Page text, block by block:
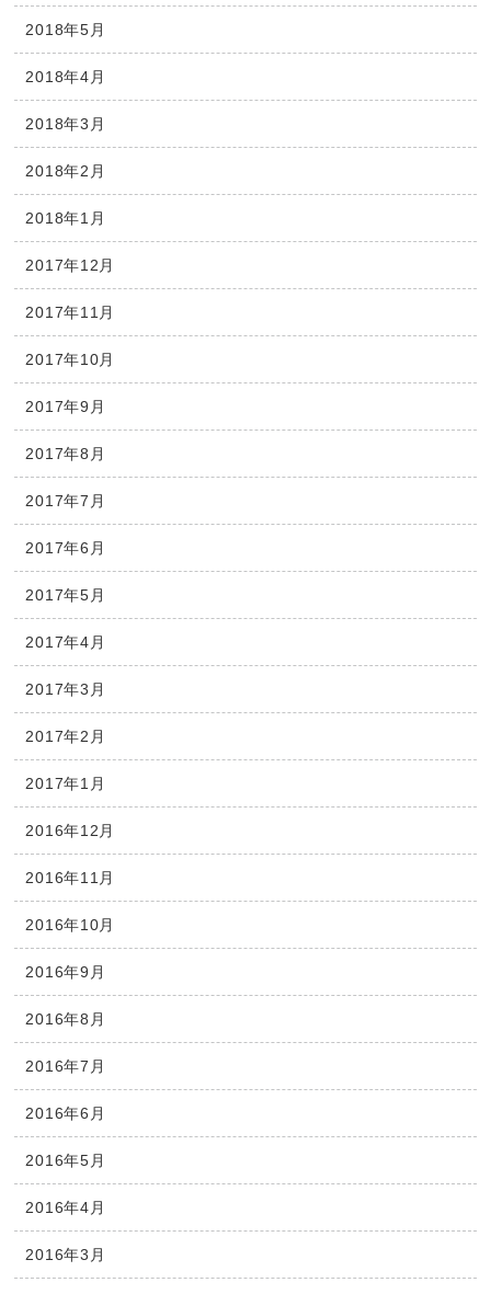
2018年5月
2018年4月
2018年3月
2018年2月
2018年1月
2017年12月
2017年11月
2017年10月
2017年9月
2017年8月
2017年7月
2017年6月
2017年5月
2017年4月
2017年3月
2017年2月
2017年1月
2016年12月
2016年11月
2016年10月
2016年9月
2016年8月
2016年7月
2016年6月
2016年5月
2016年4月
2016年3月